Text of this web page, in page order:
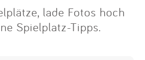
Eintragen
App
lade Fotos hoch
Spielplatz-Tipps.